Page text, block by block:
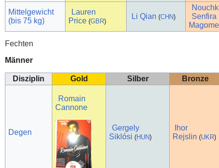
Mittelgewicht
(bis 75 kg)
Lauren
Price (GBR)
Li Qian (CHN)
Senfira
Fechten
Männer
Disziplin Gold Silber Bronze
Degen
Romain
Cannone
Gergely
Siklósi (HUN)
Ihor
Rejslin (UKR)